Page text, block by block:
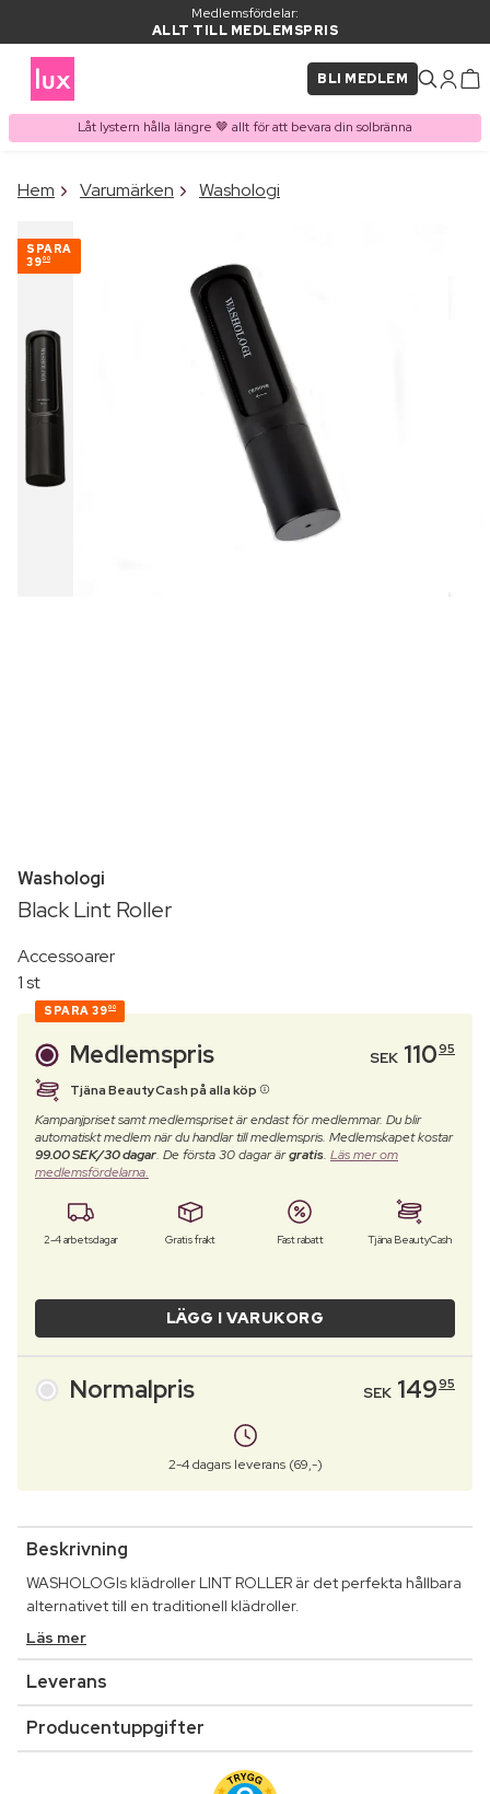
Medlemsfördelar:
ALLT TILL MEDLEMSPRIS
BLI MEDLEM
Låt lystern hålla längre 🤎 allt för att bevara din solbränna
PRODUKT I VARUKORGEN
Ofta köpt tillsammans med
Hem Varumärken Washologi
SPARA
3900
Washologi
Black Lint Roller
Accessoarer
1 st
SPARA 3900
Medlemspris SEK 11095
Tjäna BeautyCash på alla köp
Kampanjpriset samt medlemspriset är endast för medlemmar. Du blir
automatiskt medlem när du handlar till medlemspris. Medlemskapet kostar
99.00 SEK/30 dagar. De första 30 dagar ärgratis. Läs mer om
medlemsfördelarna.
2-4 arbetsdagar Gratis frakt Fast rabatt Tjäna BeautyCash
LÄGG I VARUKORG
Normalpris SEK 14995
2-4 dagars leverans (69,-)
Beskrivning
WASHOLOGIs klädroller LINT ROLLER är det perfekta hållbara
alternativet till en traditionell klädroller.
Läs mer
Leverans
Producentuppgifter